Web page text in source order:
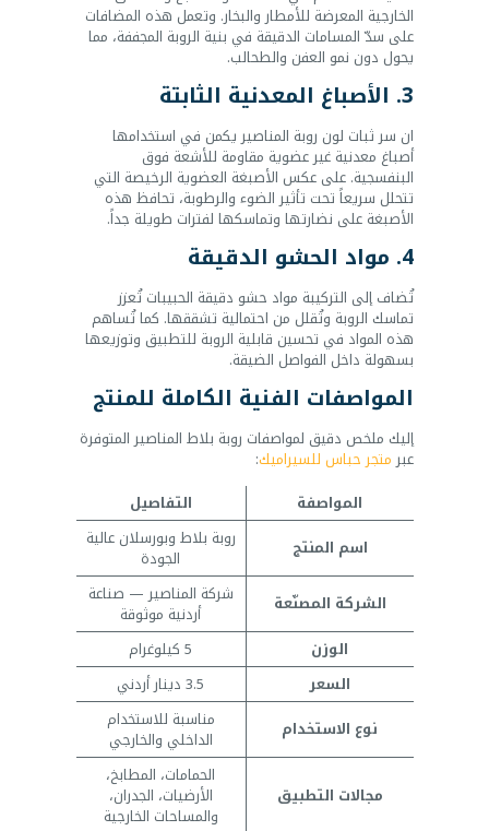
الخارجية المعرضة للأمطار والبخار. وتعمل هذه المضافات
على سدّ المسامات الدقيقة في بنية الروبة المجففة، مما
يحول دون نمو العفن والطحالب.
3. الأصباغ المعدنية الثابتة
ان سر ثبات لون روبة المناصير يكمن في استخدامها
أصباغ معدنية غير عضوية مقاومة للأشعة فوق
البنفسجية. على عكس الأصبغة العضوية الرخيصة التي
تتحلل سريعاً تحت تأثير الضوء والرطوبة، تحافظ هذه
الأصبغة على نضارتها وتماسكها لفترات طويلة جداً.
4. مواد الحشو الدقيقة
تُضاف إلى التركيبة مواد حشو دقيقة الحبيبات تُعزز
تماسك الروبة وتُقلل من احتمالية تشققها. كما تُساهم
هذه المواد في تحسين قابلية الروبة للتطبيق وتوزيعها
بسهولة داخل الفواصل الضيقة.
المواصفات الفنية الكاملة للمنتج
إليك ملخص دقيق لمواصفات روبة بلاط المناصير المتوفرة
عبر متجر حباس للسيراميك:
المواصفة
التفاصيل
اسم المنتج
روبة بلاط وبورسلان عالية
الجودة
الشركة المصنّعة
شركة المناصير — صناعة
أردنية موثوقة
الوزن
5 كيلوغرام
السعر
3.5 دينار أردني
نوع الاستخدام
مناسبة للاستخدام
الداخلي والخارجي
مجالات التطبيق
الحمامات، المطابخ،
الأرضيات، الجدران،
والمساحات الخارجية